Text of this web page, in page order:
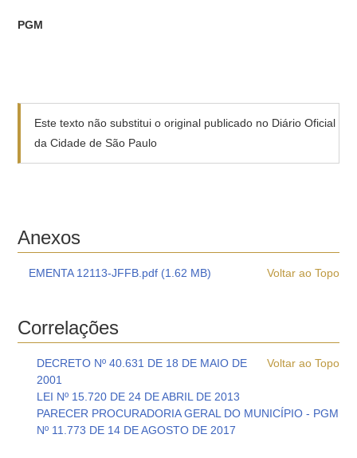
PGM
Este texto não substitui o original publicado no Diário Oficial
da Cidade de São Paulo
Anexos
Voltar ao Topo
EMENTA 12113-JFFB.pdf (1.62 MB)
Correlações
Voltar ao Topo
DECRETO Nº 40.631 DE 18 DE MAIO DE
2001
LEI Nº 15.720 DE 24 DE ABRIL DE 2013
PARECER PROCURADORIA GERAL DO MUNICÍPIO - PGM
Nº 11.773 DE 14 DE AGOSTO DE 2017